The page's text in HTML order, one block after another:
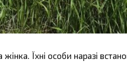
Їхні особи наразі